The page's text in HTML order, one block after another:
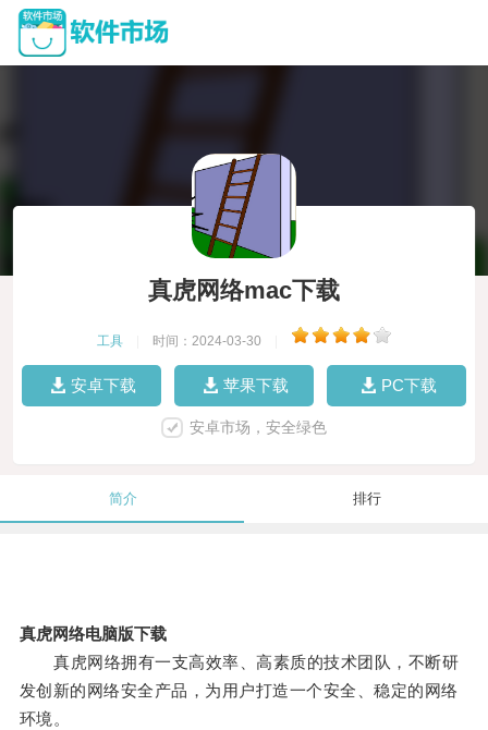
真虎网络mac下载
工具 时间：2024-03-30
安卓下载 苹果下载 PC下载
安卓市场，安全绿色
简介 排行
真虎网络电脑版下载
真虎网络拥有一支高效率、高素质的技术团队，不断研
发创新的网络安全产品，为用户打造一个安全、稳定的网络
环境。